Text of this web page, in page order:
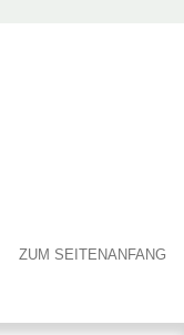
ZUM SEITENANFANG